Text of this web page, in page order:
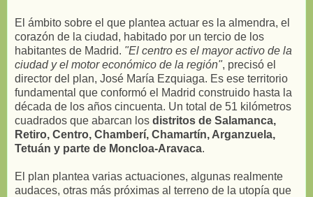
El ámbito sobre el que plantea actuar es la almendra, el
corazón de la ciudad, habitado por un tercio de los
habitantes de Madrid. "El centro es el mayor activo de la
ciudad y el motor económico de la región", precisó el
director del plan, José María Ezquiaga. Es ese territorio
fundamental que conformó el Madrid construido hasta la
década de los años cincuenta. Un total de 51 kilómetros
cuadrados que abarcan los distritos de Salamanca,
Retiro, Centro, Chamberí, Chamartín, Arganzuela,
Tetuán y parte de Moncloa-Aravaca.
El plan plantea varias actuaciones, algunas realmente
audaces, otras más próximas al terreno de la utopía que